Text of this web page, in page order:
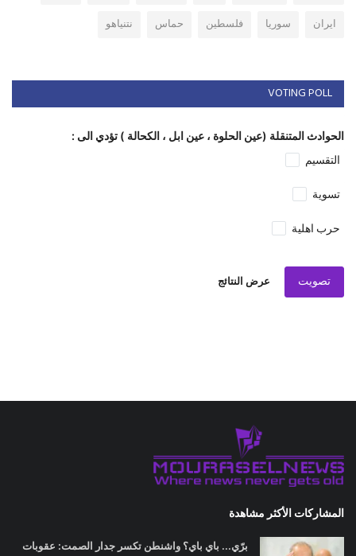
ايران
سوريا فلسطين حماس نتنياهو
VOTING POLL
الحوادث المتنقلة (عين الحلوة ، عين ابل ، الكحالة ) تؤدي الى :
التقسيم
تسوية
حرب اهلية
تصويت عرض النتائج
المشاركات الأكثر مشاهدة
برّي... باي باي؟ واشنطن تكسر جدار الصمت: عقوبات